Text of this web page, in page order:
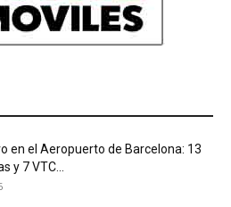
en el Aeropuerto de Barcelona: 13
y 7 VTC...